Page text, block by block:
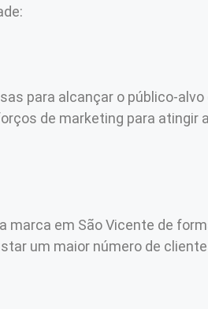
para alcançar o público-
de marketing para atingir
em São Vicente de
um maior número de